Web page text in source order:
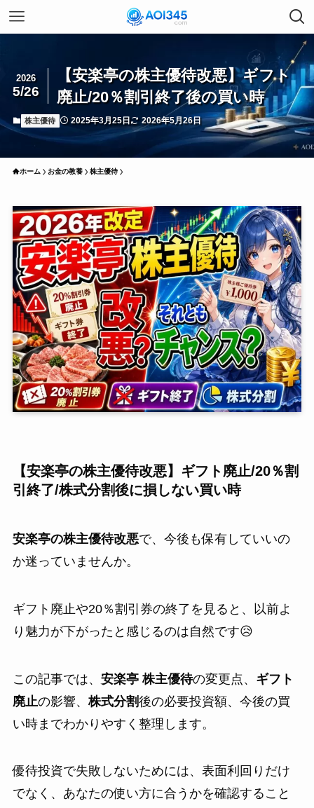
【安楽亭の株主優待改悪】ギフト
廃止/20％割引終了後の買い時
2026
5/26
株主優待 2025年3月25日 2026年5月26日
ホーム お金の教養 株主優待
【安楽亭の株主優待改悪】ギフト廃止/20％割
引終了/株式分割後に損しない買い時
安楽亭の株主優待改悪で、今後も保有していいの
か迷っていませんか。
ギフト廃止や20％割引券の終了を見ると、以前よ
り魅力が下がったと感じるのは自然です😥
この記事では、 安楽亭 株主優待の変更点、 ギフト
廃止の影響、株式分割後の必要投資額、今後の買
い時までわかりやすく整理します。
優待投資で失敗しないためには、表面利回りだけ
でなく、あなたの使い方に合うかを確認すること